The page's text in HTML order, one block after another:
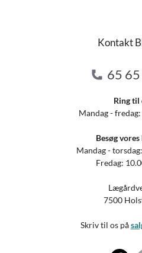
Kontakt
65
Ring til
Mandag -
Besøg
Mandag -
Fredag:
7500
Skriv til os på